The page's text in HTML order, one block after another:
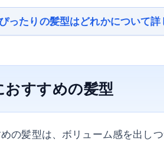
ったりの髪型はどれかについて
おすすめの髪型
の髪型は、ボリューム感を出し